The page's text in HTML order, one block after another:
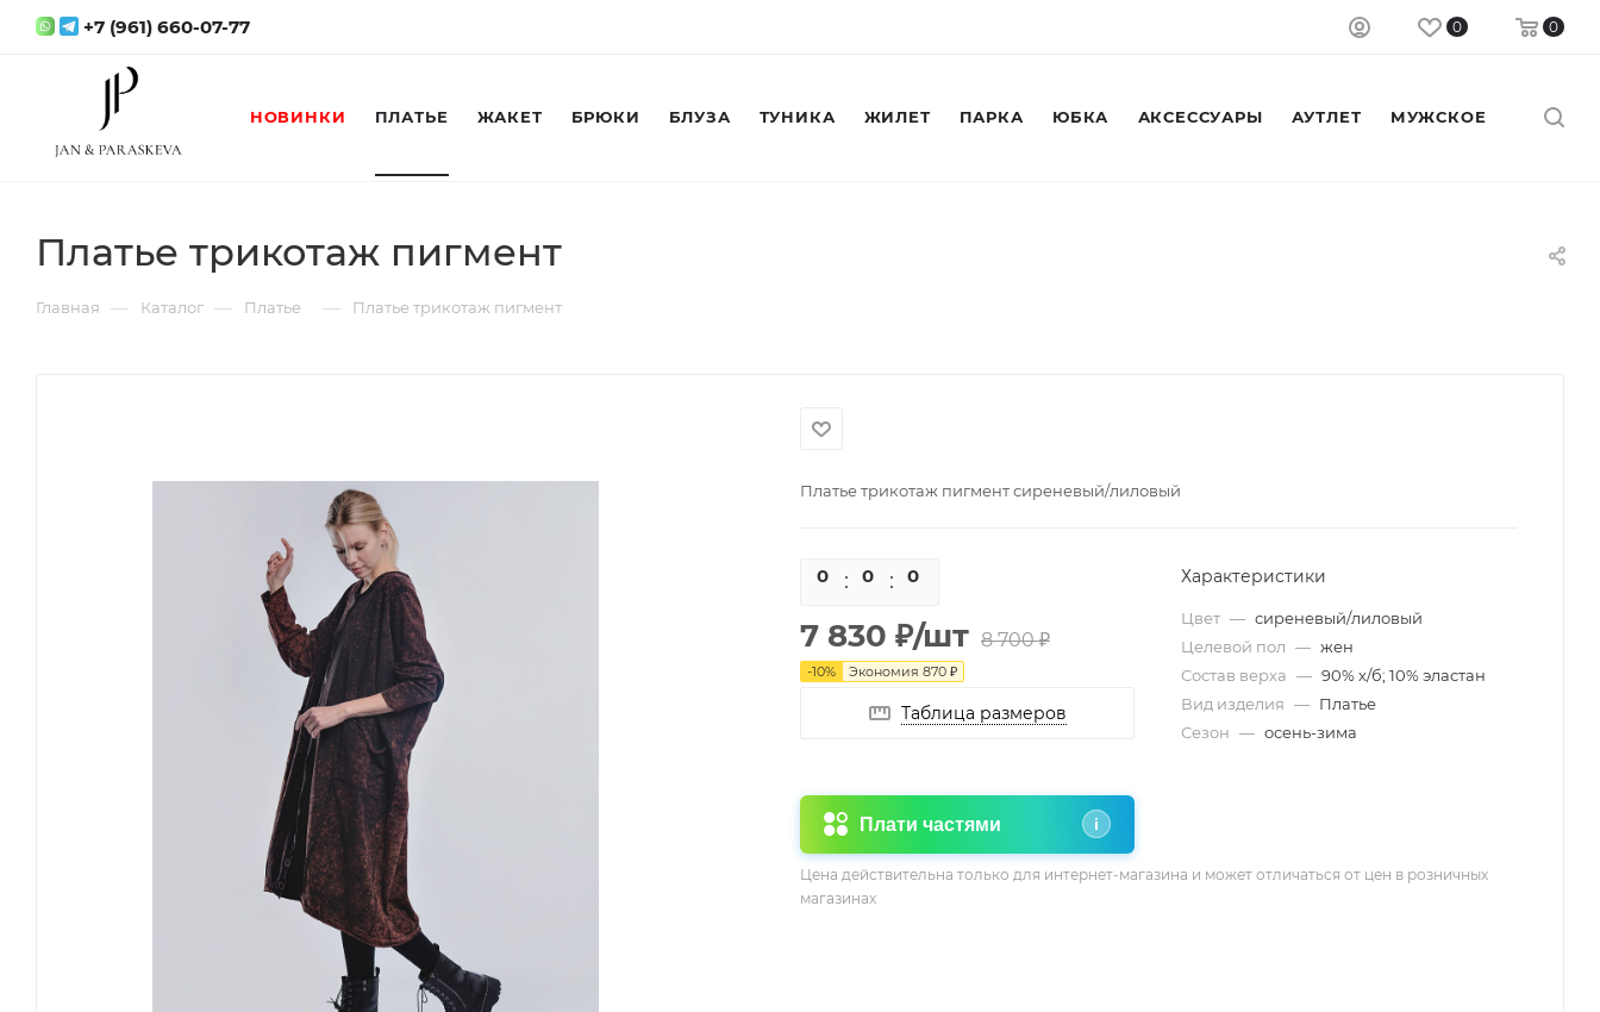
+7 (961) 660-07-77 0 0
НОВИНКИ ПЛАТЬЕ ЖАКЕТ БРЮКИ БЛУЗА ТУНИКА ЖИЛЕТ ПАРКА ЮБКА АКСЕССУАРЫ АУТЛЕТ МУЖСКОЕ
Платье трикотаж пигмент
Главная — Каталог — Платье — Платье трикотаж пигмент
Платье трикотаж пигмент сиреневый/лиловый
0 0 0
7 830 ₽/шт 8 700₽
-10% Экономия 870 ₽
Таблица размеров
Плати частями i
Характеристики
Цвет — сиреневый/лиловый
Целевой пол — жен
Состав верха — 90% х/б; 10% эластан
Вид изделия — Платье
Сезон — осень-зима
Цена действительна только для интернет-магазина и может отличаться от цен в розничных
магазинах